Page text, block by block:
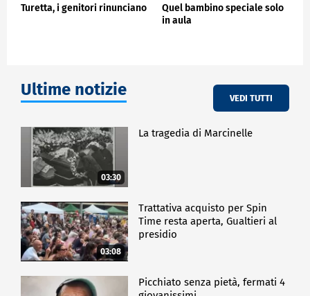
Turetta, i genitori rinunciano
Quel bambino speciale solo
in aula
Ultime notizie VEDI TUTTI
03:30
La tragedia di Marcinelle
03:08
Trattativa acquisto per Spin
Time resta aperta, Gualtieri al
presidio
Picchiato senza pietà, fermati 4